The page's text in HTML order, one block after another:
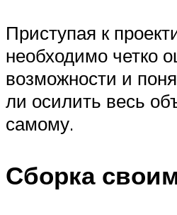
Приступая к
необходимо четко
возможности и
ли осилить весь
самому.
Сборка